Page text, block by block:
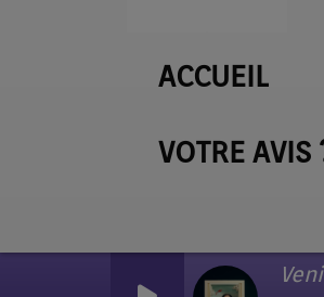
ACCUEIL
VOTRE AVIS